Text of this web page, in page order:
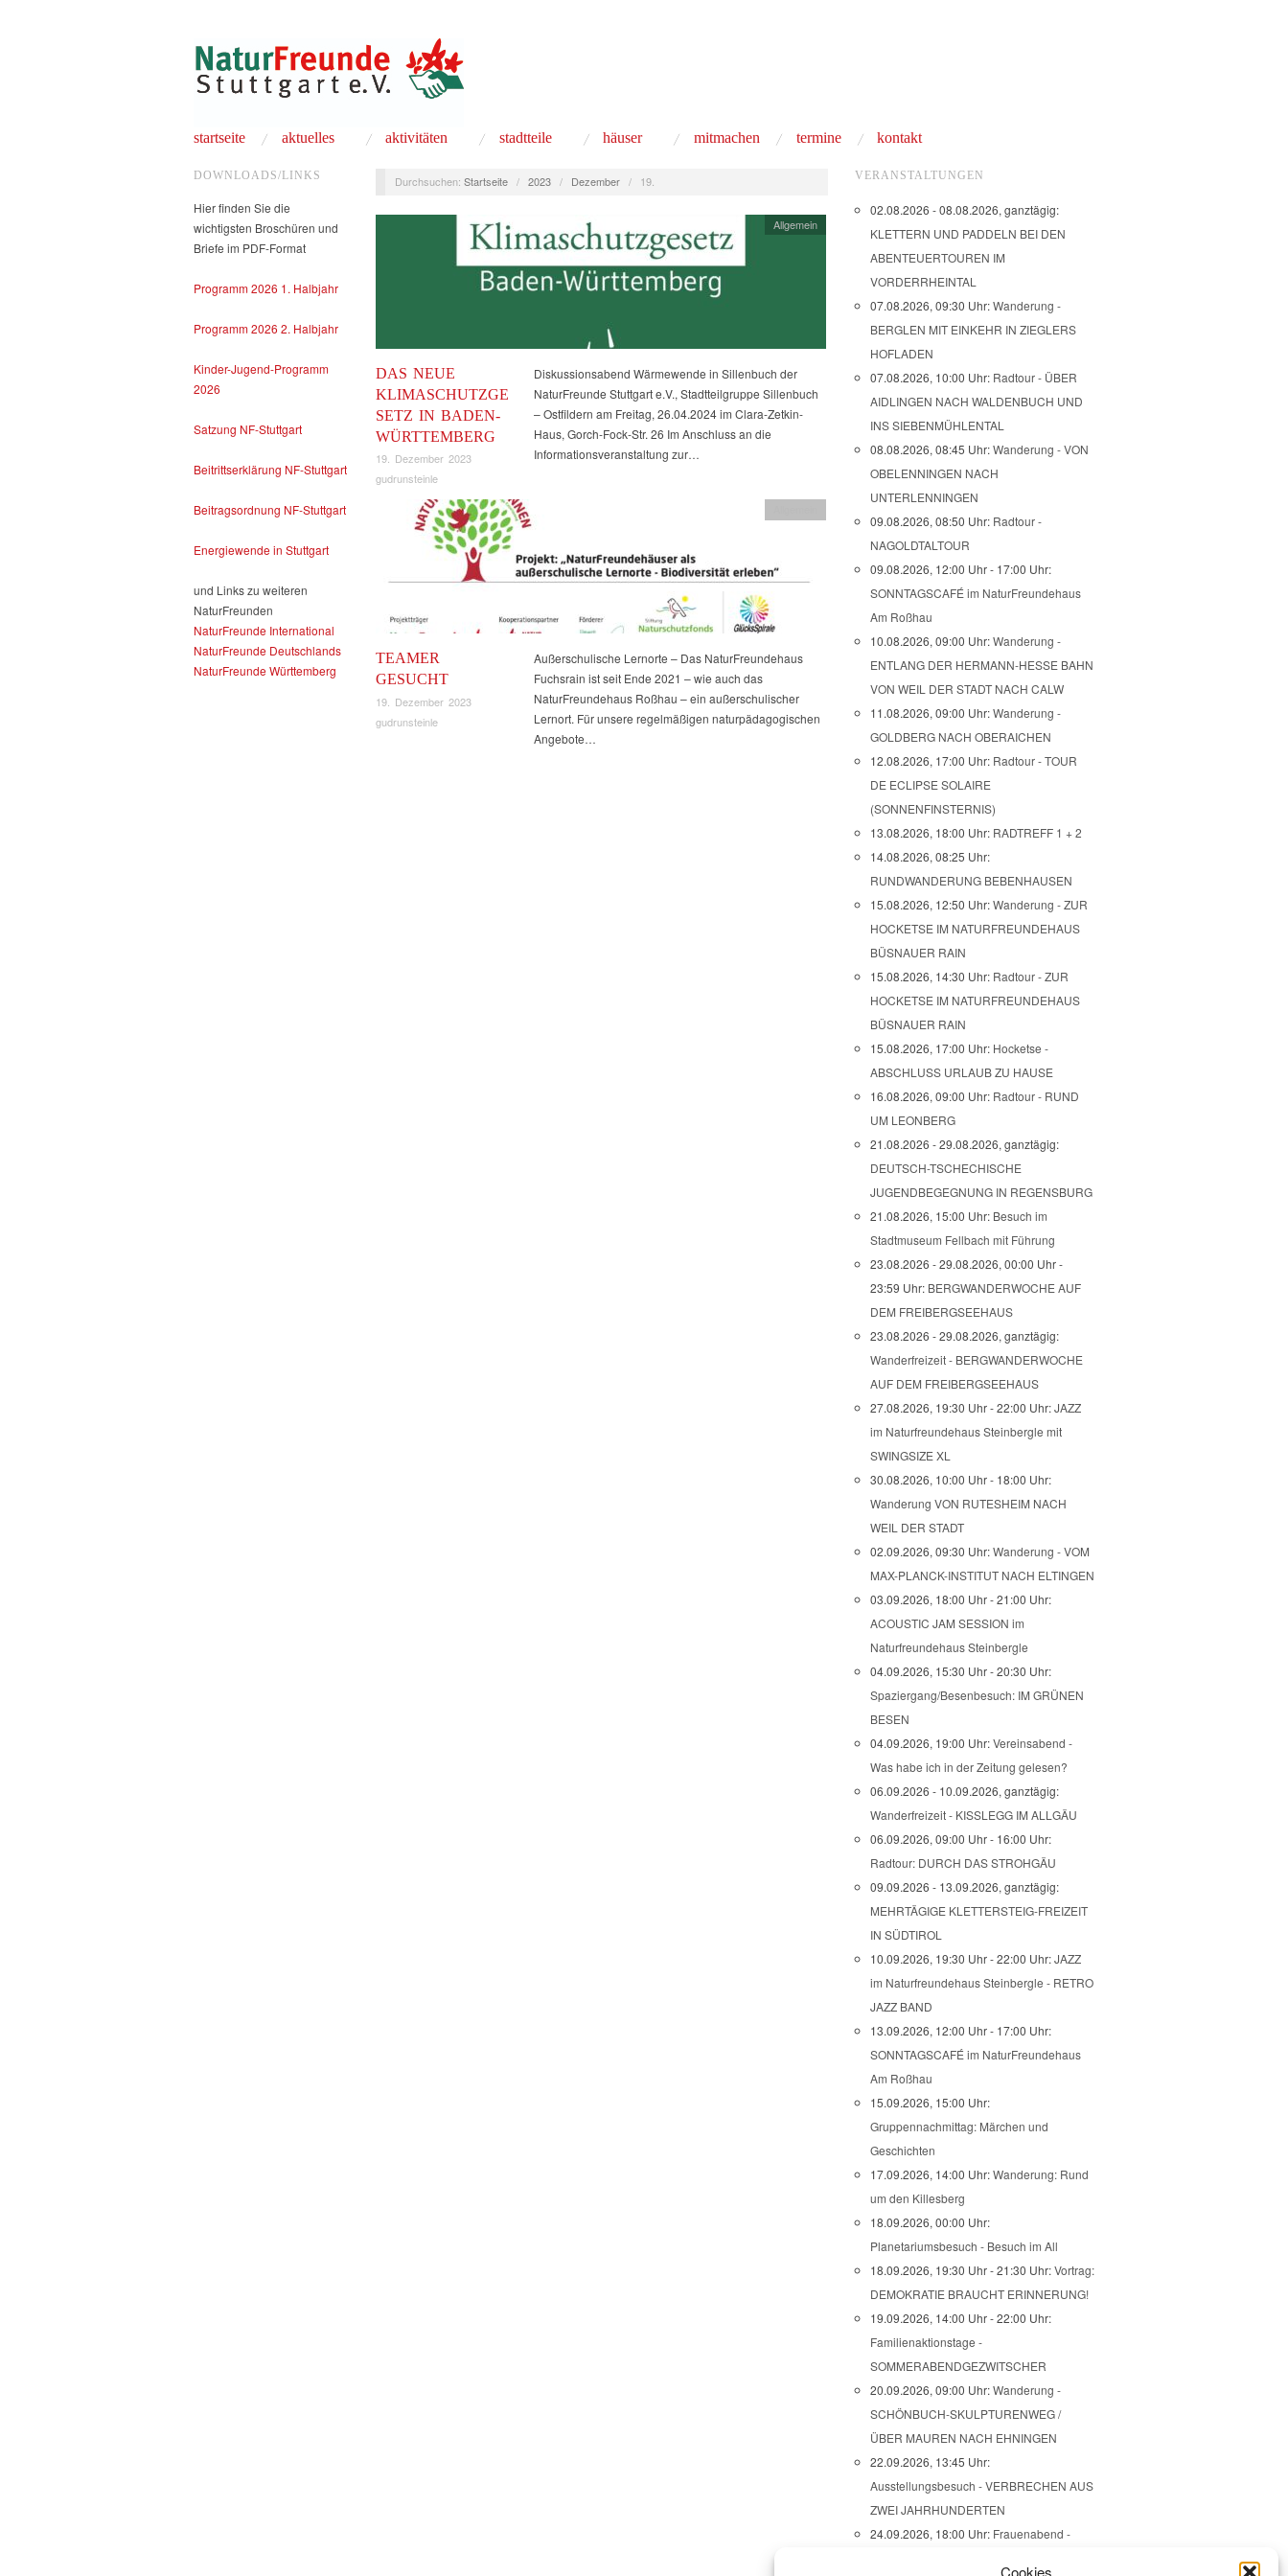
Cookies
startseite aktuelles aktivitäten stadtteile häuser mitmachen termine kontakt
DOWNLOADS/LINKS
Hier finden Sie die
wichtigsten Broschüren und
Briefe im PDF-Format
Programm 2026 1. Halbjahr
Programm 2026 2. Halbjahr
Kinder-Jugend-Programm
2026
Satzung NF-Stuttgart
Beitrittserklärung NF-Stuttgart
Beitragsordnung NF-Stuttgart
Energiewende in Stuttgart
und Links zu weiteren
NaturFreunden
NaturFreunde International
NaturFreunde Deutschlands
NaturFreunde Württemberg
Durchsuchen: Startseite / 2023 / Dezember / 19.
DAS NEUE
KLIMASCHUTZGE
SETZ IN BADEN-
WÜRTTEMBERG
19. Dezember 2023
gudrunsteinle
Allgemein
Diskussionsabend Wärmewende in Sillenbuch der
NaturFreunde Stuttgart e.V., Stadtteilgruppe Sillenbuch
– Ostfildern am Freitag, 26.04.2024 im Clara-Zetkin-
Haus, Gorch-Fock-Str. 26 Im Anschluss an die
Informationsveranstaltung zur…
TEAMER
GESUCHT
19. Dezember 2023
gudrunsteinle
Außerschulische Lernorte – Das NaturFreundehaus
Fuchsrain ist seit Ende 2021 – wie auch das
NaturFreundehaus Roßhau – ein außerschulischer
Lernort. Für unsere regelmäßigen naturpädagogischen
Angebote…
VERANSTALTUNGEN
02.08.2026 - 08.08.2026, ganztägig:
KLETTERN UND PADDELN BEI DEN
ABENTEUERTOUREN IM
VORDERRHEINTAL
07.08.2026, 09:30 Uhr:Wanderung -
BERGLEN MIT EINKEHR IN ZIEGLERS
HOFLADEN
07.08.2026, 10:00 Uhr: Radtour - ÜBER
AIDLINGEN NACH WALDENBUCH UND
INS SIEBENMÜHLENTAL
08.08.2026, 08:45 Uhr:Wanderung - VON
OBELENNINGEN NACH
UNTERLENNINGEN
09.08.2026, 08:50 Uhr: Radtour -
NAGOLDTALTOUR
09.08.2026, 12:00 Uhr - 17:00 Uhr:
SONNTAGSCAFÉ im NaturFreundehaus
Am Roßhau
10.08.2026, 09:00 Uhr:Wanderung -
ENTLANG DER HERMANN-HESSE BAHN
VON WEIL DER STADT NACH CALW
11.08.2026, 09:00 Uhr:Wanderung -
GOLDBERG NACH OBERAICHEN
12.08.2026, 17:00 Uhr: Radtour - TOUR
DE ECLIPSE SOLAIRE
(SONNENFINSTERNIS)
13.08.2026, 18:00 Uhr: RADTREFF 1 + 2
14.08.2026, 08:25 Uhr:
RUNDWANDERUNG BEBENHAUSEN
15.08.2026, 12:50 Uhr:Wanderung - ZUR
HOCKETSE IM NATURFREUNDEHAUS
BÜSNAUER RAIN
15.08.2026, 14:30 Uhr: Radtour - ZUR
HOCKETSE IM NATURFREUNDEHAUS
BÜSNAUER RAIN
15.08.2026, 17:00 Uhr: Hocketse -
ABSCHLUSS URLAUB ZU HAUSE
16.08.2026, 09:00 Uhr: Radtour - RUND
UM LEONBERG
21.08.2026 - 29.08.2026, ganztägig:
DEUTSCH-TSCHECHISCHE
JUGENDBEGEGNUNG IN REGENSBURG
21.08.2026, 15:00 Uhr: Besuch im
Stadtmuseum Fellbach mit Führung
23.08.2026 - 29.08.2026, 00:00 Uhr -
23:59 Uhr: BERGWANDERWOCHE AUF
DEM FREIBERGSEEHAUS
23.08.2026 - 29.08.2026, ganztägig:
Wanderfreizeit - BERGWANDERWOCHE
AUF DEM FREIBERGSEEHAUS
27.08.2026, 19:30 Uhr - 22:00 Uhr:JAZZ
im Naturfreundehaus Steinbergle mit
SWINGSIZE XL
30.08.2026, 10:00 Uhr - 18:00 Uhr:
Wanderung VON RUTESHEIM NACH
WEIL DER STADT
02.09.2026, 09:30 Uhr:Wanderung - VOM
MAX-PLANCK-INSTITUT NACH ELTINGEN
03.09.2026, 18:00 Uhr - 21:00 Uhr:
ACOUSTIC JAM SESSION im
Naturfreundehaus Steinbergle
04.09.2026, 15:30 Uhr - 20:30 Uhr:
Spaziergang/Besenbesuch: IM GRÜNEN
BESEN
04.09.2026, 19:00 Uhr:Vereinsabend -
Was habe ich in der Zeitung gelesen?
06.09.2026 - 10.09.2026, ganztägig:
Wanderfreizeit - KISSLEGG IM ALLGÄU
06.09.2026, 09:00 Uhr - 16:00 Uhr:
Radtour: DURCH DAS STROHGÄU
09.09.2026 - 13.09.2026, ganztägig:
MEHRTÄGIGE KLETTERSTEIG-FREIZEIT
IN SÜDTIROL
10.09.2026, 19:30 Uhr - 22:00 Uhr:JAZZ
im Naturfreundehaus Steinbergle - RETRO
JAZZ BAND
13.09.2026, 12:00 Uhr - 17:00 Uhr:
SONNTAGSCAFÉ im NaturFreundehaus
Am Roßhau
15.09.2026, 15:00 Uhr:
Gruppennachmittag: Märchen und
Geschichten
17.09.2026, 14:00 Uhr:Wanderung: Rund
um den Killesberg
18.09.2026, 00:00 Uhr:
Planetariumsbesuch - Besuch im All
18.09.2026, 19:30 Uhr - 21:30 Uhr:Vortrag:
DEMOKRATIE BRAUCHT ERINNERUNG!
19.09.2026, 14:00 Uhr - 22:00 Uhr:
Familienaktionstage -
SOMMERABENDGEZWITSCHER
20.09.2026, 09:00 Uhr:Wanderung -
SCHÖNBUCH-SKULPTURENWEG /
ÜBER MAUREN NACH EHNINGEN
22.09.2026, 13:45 Uhr:
Ausstellungsbesuch - VERBRECHEN AUS
ZWEI JAHRHUNDERTEN
24.09.2026, 18:00 Uhr: Frauenabend -